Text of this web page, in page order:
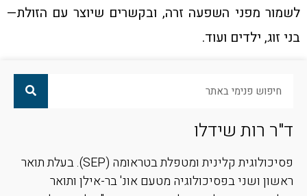
לשמור מפני השפעה זרה, ובקשרים שיוצר עם הזולת—
בני זוג, ילדים ועוד.
ד"ר רות שידלו
פסיכולוגית קלינית ומטפלת בטראומה (SEP). בעלת תואר
ראשון ושני בפסיכולוגיה מטעם אונ' בר-אילן ותואר